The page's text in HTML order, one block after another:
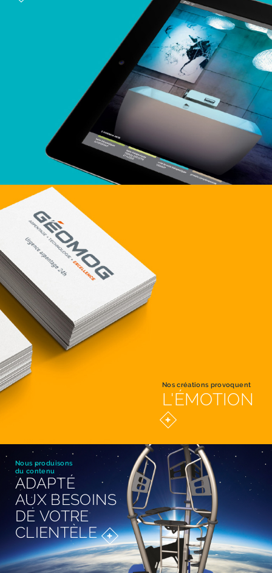
Nos créations provoquent
L'ÉMOTION
Nous produisons
du contenu
ADAPTÉ
AUX BESOINS
DE VOTRE
CLIENTÈLE